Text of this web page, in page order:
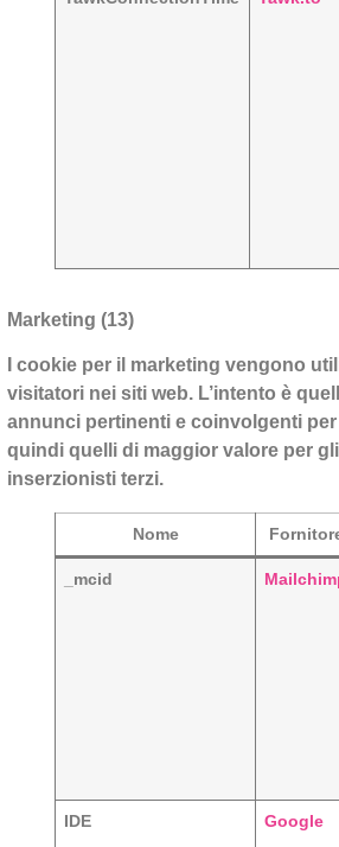
Marketing (13)
I cookie per il marketing vengono
visitatori nei siti web. L’intento è
annunci pertinenti e coinvolgenti
quindi quelli di maggior valore per
inserzionisti terzi.
Nome
_mcid
IDE Google